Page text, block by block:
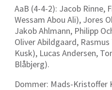
AaB (4-4-2): Jacob Rinne,
Wessam Abou Ali), Jores
Jakob Ahlmann, Philipp
Oliver Abildgaard,
Kusk), Lucas Andersen,
Blåbjerg).
Dommer: Mads-Kristoffer